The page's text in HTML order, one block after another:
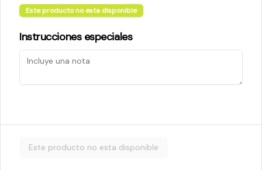
$5.200
$5.800
Este producto no esta disponible
Instrucciones especiales
Este producto no esta disponible